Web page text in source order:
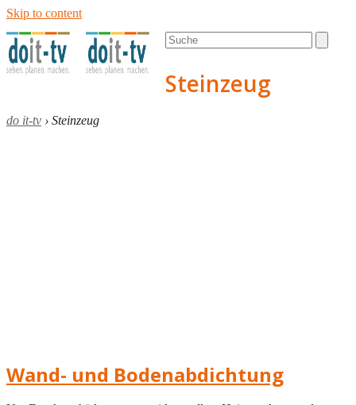
Skip to content
Open
mobile
Close
mobile
Search
Steinzeug
do it-tv › Steinzeug
Wand- und Bodenabdichtung